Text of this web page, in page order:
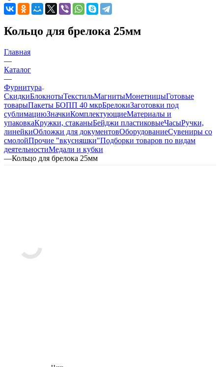
Кольцо для брелока 25мм
Главная
—
Каталог
—
Фурнитура
СкидкиБлокнотыТекстильМагнитыМонетницыГотовые
товарыПакеты БОПП 40 мкрБрелокиЗаготовки под
сублимациюЗначкиКомплектующиеМатериалы и
упаковкаКружки, стаканыБейджи пластиковыеЧасыРучки,
линейкиОбложки для документовОборудованиеСувениры со
смолойПрочие "вкусняшки"Подборки товаров по видам
деятельностиМедали и кубки
—Кольцо для брелока 25мм